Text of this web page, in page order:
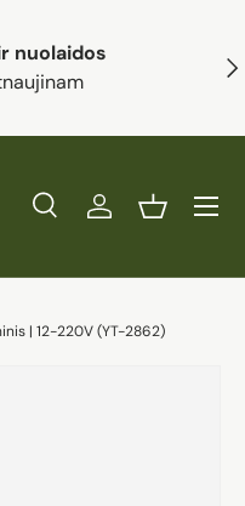
nuolaidos
PaieškaPrisijungtiKrepšelis
| 12-220V (YT-2862)